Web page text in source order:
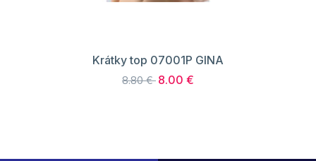
Krátky top 07001P GINA
8.80 € 8.00 €